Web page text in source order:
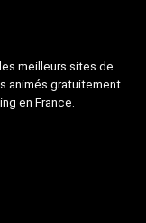
meilleurs sites de
animés gratuitement.
en France.